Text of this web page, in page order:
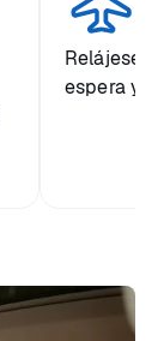
Relájese
espera y